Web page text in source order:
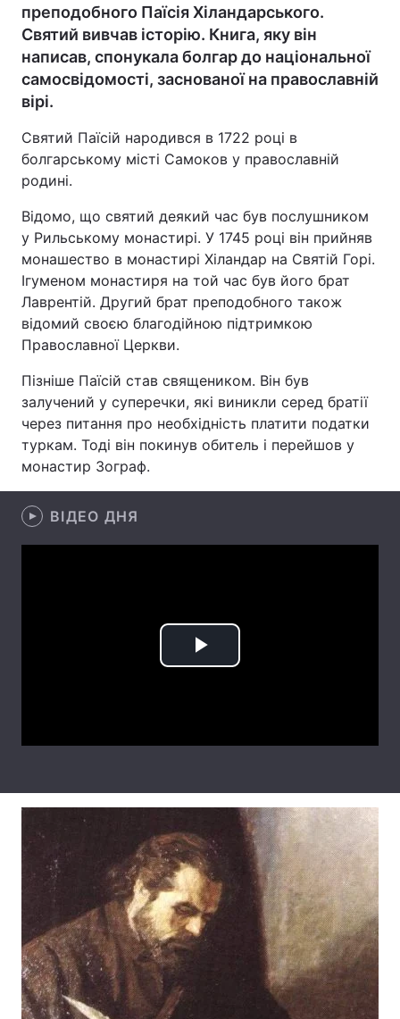
Головна
Україна Політика
Економіка Світ
Спорт
Техно і зв'язок Лайт
Відео з Youtube Статті
Вакансії
Контакти
Послуги
преподобного Паїсія Хіландарського.
Святий вивчав історію. Книга, яку він
написав, спонукала болгар до національної
самосвідомості, заснованої на православній
вірі.
Святий Паїсій народився в 1722 році в
болгарському місті Самоков у православній
родині.
Відомо, що святий деякий час був послушником
у Рильському монастирі. У 1745 році він прийняв
монашество в монастирі Хіландар на Святій Горі.
Ігуменом монастиря на той час був його брат
Лаврентій. Другий брат преподобного також
відомий своєю благодійною підтримкою
Православної Церкви.
Пізніше Паїсій став священиком. Він був
залучений у суперечки, які виникли серед братії
через питання про необхідність платити податки
туркам. Тоді він покинув обитель і перейшов у
монастир Зограф.
ВІДЕО ДНЯ
Play